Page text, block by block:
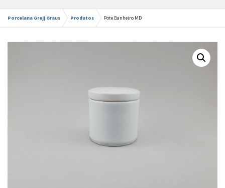
Porcelana Grejj Graus Produtos Pote Banheiro MD